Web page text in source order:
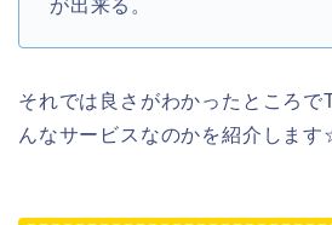
が出来る。
それでは良さがわかったところで
んなサービスなのかを紹介しま